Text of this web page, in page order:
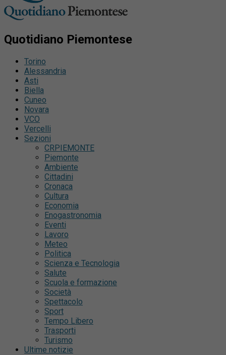
Quotidiano Piemontese
Torino
Alessandria
Asti
Biella
Cuneo
Novara
VCO
Vercelli
Sezioni
CRPIEMONTE
Piemonte
Ambiente
Cittadini
Cronaca
Cultura
Economia
Enogastronomia
Eventi
Lavoro
Meteo
Politica
Scienza e Tecnologia
Salute
Scuola e formazione
Società
Spettacolo
Sport
Tempo Libero
Trasporti
Turismo
Ultime notizie